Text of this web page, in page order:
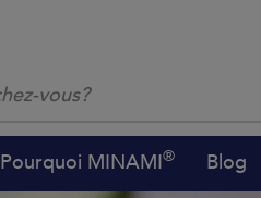
Pourquoi MINAMI® Blog